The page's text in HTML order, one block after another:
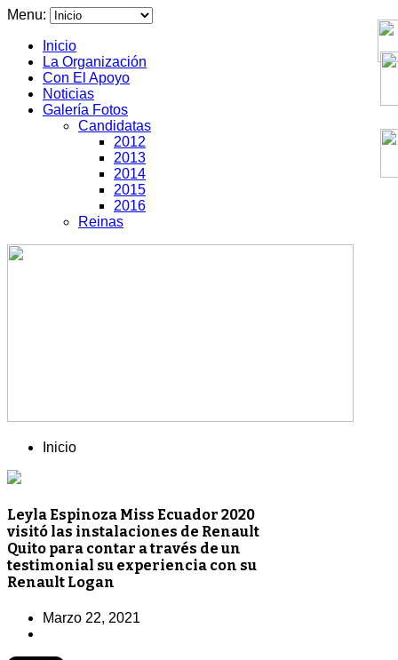
Menu:
Inicio
La Organización
Con El Apoyo
Noticias
Galería Fotos
Candidatas
2012
2013
2014
2015
2016
Reinas
Inicio
Leyla Espinoza Miss Ecuador 2020
visitó las instalaciones de Renault
Quito para contar a través de un
testimonial su experiencia con su
Renault Logan
Marzo 22, 2021